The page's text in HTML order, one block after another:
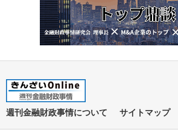
週刊金融財政事情について サイトマップ